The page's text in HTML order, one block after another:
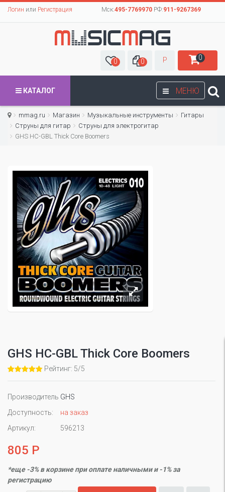
Логин или Регистрация Мск:495-7769970РФ:911-9267369
0 0 Р 0
МЕНЮ
КАТАЛОГ
mmag.ru Магазин Музыкальные инструменты
Гитары
Струны для гитар
Cтруны для электрогитар
GHS HC-GBL Thick Core Boomers
GHS HC-GBL Thick Core Boomers
Рейтинг: 5/5
Производитель GHS
Доступность:
на заказ
Артикул:
596213
805 Р
*еще -3% в корзине при оплате наличными и -1% за
регистрацию